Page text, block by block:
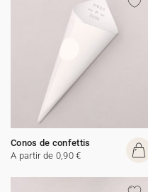
Conos de confettis
A partir de 0,90 €